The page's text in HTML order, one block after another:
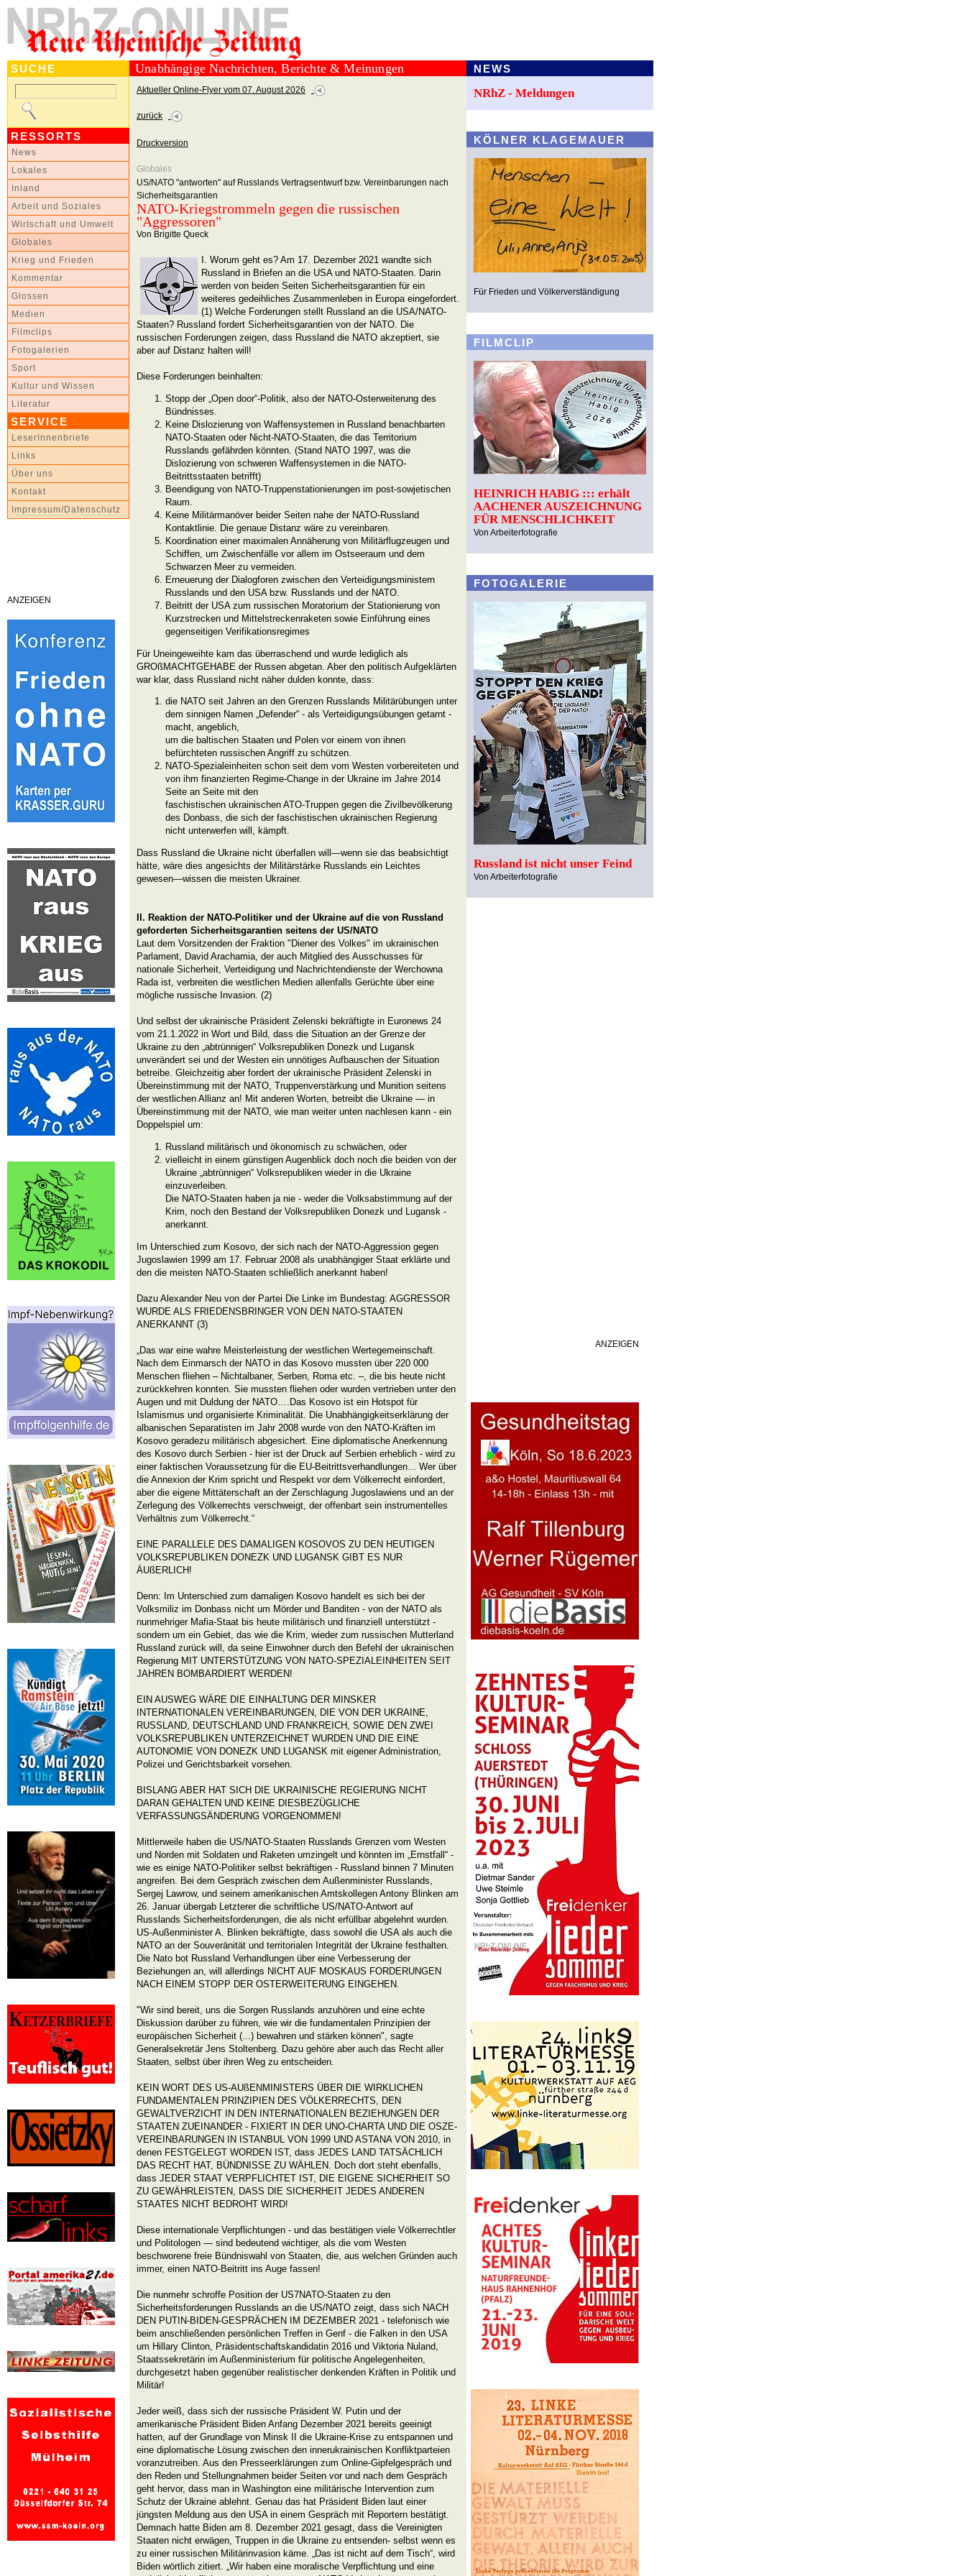
SUCHE
RESSORTS
News
Lokales
Inland
Arbeit und Soziales
Wirtschaft und Umwelt
Globales
Krieg und Frieden
Kommentar
Glossen
Medien
Filmclips
Fotogalerien
Sport
Kultur und Wissen
Literatur
SERVICE
LeserInnenbriefe
Links
Über uns
Kontakt
Impressum/Datenschutz
ANZEIGEN
Unabhängige Nachrichten, Berichte & Meinungen
Aktueller Online-Flyer vom 07. August 2026
zurück
Druckversion
Globales
US/NATO "antworten" auf Russlands Vertragsentwurf bzw. Vereinbarungen nach
Sicherheitsgarantien
NATO-Kriegstrommeln gegen die russischen
"Aggressoren"
Von Brigitte Queck
I. Worum geht es? Am 17. Dezember 2021 wandte sich
Russland in Briefen an die USA und NATO-Staaten. Darin
werden von beiden Seiten Sicherheitsgarantien für ein
weiteres gedeihliches Zusammenleben in Europa eingefordert.
(1) Welche Forderungen stellt Russland an die USA/NATO-
Staaten? Russland fordert Sicherheitsgarantien von der NATO. Die
russischen Forderungen zeigen, dass Russland die NATO akzeptiert, sie
aber auf Distanz halten will!
Diese Forderungen beinhalten:
Stopp der „Open door“-Politik, also der NATO-Osterweiterung des
Bündnisses.
Keine Dislozierung von Waffensystemen in Russland benachbarten
NATO-Staaten oder Nicht-NATO-Staaten, die das Territorium
Russlands gefährden könnten. (Stand NATO 1997, was die
Dislozierung von schweren Waffensystemen in die NATO-
Beitrittsstaaten betrifft)
Beendigung von NATO-Truppenstationierungen im post-sowjetischen
Raum.
Keine Militärmanöver beider Seiten nahe der NATO-Russland
Kontaktlinie. Die genaue Distanz wäre zu vereinbaren.
Koordination einer maximalen Annäherung von Militärflugzeugen und
Schiffen, um Zwischenfälle vor allem im Ostseeraum und dem
Schwarzen Meer zu vermeiden.
Erneuerung der Dialogforen zwischen den Verteidigungsministern
Russlands und den USA bzw. Russlands und der NATO.
Beitritt der USA zum russischen Moratorium der Stationierung von
Kurzstrecken und Mittelstreckenraketen sowie Einführung eines
gegenseitigen Verifikationsregimes
Für Uneingeweihte kam das überraschend und wurde lediglich als
GROßMACHTGEHABE der Russen abgetan. Aber den politisch Aufgeklärten
war klar, dass Russland nicht näher dulden konnte, dass:
die NATO seit Jahren an den Grenzen Russlands Militärübungen unter
dem sinnigen Namen „Defender“ - als Verteidigungsübungen getarnt -
macht, angeblich,
um die baltischen Staaten und Polen vor einem von ihnen
befürchteten russischen Angriff zu schützen.
NATO-Spezialeinheiten schon seit dem vom Westen vorbereiteten und
von ihm finanzierten Regime-Change in der Ukraine im Jahre 2014
Seite an Seite mit den
faschistischen ukrainischen ATO-Truppen gegen die Zivilbevölkerung
des Donbass, die sich der faschistischen ukrainischen Regierung
nicht unterwerfen will, kämpft.
Dass Russland die Ukraine nicht überfallen will—wenn sie das beabsichtigt
hätte, wäre dies angesichts der Militärstärke Russlands ein Leichtes
gewesen—wissen die meisten Ukrainer.
II. Reaktion der NATO-Politiker und der Ukraine auf die von Russland
geforderten Sicherheitsgarantien seitens der US/NATO
Laut dem Vorsitzenden der Fraktion "Diener des Volkes" im ukrainischen
Parlament, David Arachamia, der auch Mitglied des Ausschusses für
nationale Sicherheit, Verteidigung und Nachrichtendienste der Werchowna
Rada ist, verbreiten die westlichen Medien allenfalls Gerüchte über eine
mögliche russische Invasion. (2)
Und selbst der ukrainische Präsident Zelenski bekräftigte in Euronews 24
vom 21.1.2022 in Wort und Bild, dass die Situation an der Grenze der
Ukraine zu den „abtrünnigen“ Volksrepubliken Donezk und Lugansk
unverändert sei und der Westen ein unnötiges Aufbauschen der Situation
betreibe. Gleichzeitig aber fordert der ukrainische Präsident Zelenski in
Übereinstimmung mit der NATO, Truppenverstärkung und Munition seitens
der westlichen Allianz an! Mit anderen Worten, betreibt die Ukraine — in
Übereinstimmung mit der NATO, wie man weiter unten nachlesen kann - ein
Doppelspiel um:
Russland militärisch und ökonomisch zu schwächen, oder
vielleicht in einem günstigen Augenblick doch noch die beiden von der
Ukraine „abtrünnigen“ Volksrepubliken wieder in die Ukraine
einzuverleiben.
Die NATO-Staaten haben ja nie - weder die Volksabstimmung auf der
Krim, noch den Bestand der Volksrepubliken Donezk und Lugansk -
anerkannt.
Im Unterschied zum Kosovo, der sich nach der NATO-Aggression gegen
Jugoslawien 1999 am 17. Februar 2008 als unabhängiger Staat erklärte und
den die meisten NATO-Staaten schließlich anerkannt haben!
Dazu Alexander Neu von der Partei Die Linke im Bundestag: AGGRESSOR
WURDE ALS FRIEDENSBRINGER VON DEN NATO-STAATEN
ANERKANNT (3)
„Das war eine wahre Meisterleistung der westlichen Wertegemeinschaft.
Nach dem Einmarsch der NATO in das Kosovo mussten über 220 000
Menschen fliehen – Nichtalbaner, Serben, Roma etc. –, die bis heute nicht
zurückkehren konnten. Sie mussten fliehen oder wurden vertrieben unter den
Augen und mit Duldung der NATO….Das Kosovo ist ein Hotspot für
Islamismus und organisierte Kriminalität. Die Unabhängigkeitserklärung der
albanischen Separatisten im Jahr 2008 wurde von den NATO-Kräften im
Kosovo geradezu militärisch abgesichert. Eine diplomatische Anerkennung
des Kosovo durch Serbien - hier ist der Druck auf Serbien erheblich - wird zu
einer faktischen Voraussetzung für die EU-Beitrittsverhandlungen... Wer über
die Annexion der Krim spricht und Respekt vor dem Völkerrecht einfordert,
aber die eigene Mittäterschaft an der Zerschlagung Jugoslawiens und an der
Zerlegung des Völkerrechts verschweigt, der offenbart sein instrumentelles
Verhältnis zum Völkerrecht.“
EINE PARALLELE DES DAMALIGEN KOSOVOS ZU DEN HEUTIGEN
VOLKSREPUBLIKEN DONEZK UND LUGANSK GIBT ES NUR
ÄUßERLICH!
Denn: Im Unterschied zum damaligen Kosovo handelt es sich bei der
Volksmiliz im Donbass nicht um Mörder und Banditen - von der NATO als
nunmehriger Mafia-Staat bis heute militärisch und finanziell unterstützt -
sondern um ein Gebiet, das wie die Krim, wieder zum russischen Mutterland
Russland zurück will, da seine Einwohner durch den Befehl der ukrainischen
Regierung MIT UNTERSTÜTZUNG VON NATO-SPEZIALEINHEITEN SEIT
JAHREN BOMBARDIERT WERDEN!
EIN AUSWEG WÄRE DIE EINHALTUNG DER MINSKER
INTERNATIONALEN VEREINBARUNGEN, DIE VON DER UKRAINE,
RUSSLAND, DEUTSCHLAND UND FRANKREICH, SOWIE DEN ZWEI
VOLKSREPUBLIKEN UNTERZEICHNET WURDEN UND DIE EINE
AUTONOMIE VON DONEZK UND LUGANSK mit eigener Administration,
Polizei und Gerichtsbarkeit vorsehen.
BISLANG ABER HAT SICH DIE UKRAINISCHE REGIERUNG NICHT
DARAN GEHALTEN UND KEINE DIESBEZÜGLICHE
VERFASSUNGSÄNDERUNG VORGENOMMEN!
Mittlerweile haben die US/NATO-Staaten Russlands Grenzen vom Westen
und Norden mit Soldaten und Raketen umzingelt und könnten im „Ernstfall“ -
wie es einige NATO-Politiker selbst bekräftigen - Russland binnen 7 Minuten
angreifen. Bei dem Gespräch zwischen dem Außenminister Russlands,
Sergej Lawrow, und seinem amerikanischen Amtskollegen Antony Blinken am
26. Januar übergab Letzterer die schriftliche US/NATO-Antwort auf
Russlands Sicherheitsforderungen, die als nicht erfüllbar abgelehnt wurden.
US-Außenminister A. Blinken bekräftigte, dass sowohl die USA als auch die
NATO an der Souveränität und territorialen Integrität der Ukraine festhalten.
Die Nato bot Russland Verhandlungen über eine Verbesserung der
Beziehungen an, will allerdings NICHT AUF MOSKAUS FORDERUNGEN
NACH EINEM STOPP DER OSTERWEITERUNG EINGEHEN.
"Wir sind bereit, uns die Sorgen Russlands anzuhören und eine echte
Diskussion darüber zu führen, wie wir die fundamentalen Prinzipien der
europäischen Sicherheit (...) bewahren und stärken können", sagte
Generalsekretär Jens Stoltenberg. Dazu gehöre aber auch das Recht aller
Staaten, selbst über ihren Weg zu entscheiden.
KEIN WORT DES US-AUßENMINISTERS ÜBER DIE WIRKLICHEN
FUNDAMENTALEN PRINZIPIEN DES VÖLKERRECHTS, DEN
GEWALTVERZICHT IN DEN INTERNATIONALEN BEZIEHUNGEN DER
STAATEN ZUEINANDER - FIXIERT IN DER UNO-CHARTA UND DIE OSZE-
VEREINBARUNGEN IN ISTANBUL VON 1999 UND ASTANA VON 2010, in
denen FESTGELEGT WORDEN IST, dass JEDES LAND TATSÄCHLICH
DAS RECHT HAT, BÜNDNISSE ZU WÄHLEN. Doch dort steht ebenfalls,
dass JEDER STAAT VERPFLICHTET IST, DIE EIGENE SICHERHEIT SO
ZU GEWÄHRLEISTEN, DASS DIE SICHERHEIT JEDES ANDEREN
STAATES NICHT BEDROHT WIRD!
Diese internationale Verpflichtungen - und das bestätigen viele Völkerrechtler
und Politologen — sind bedeutend wichtiger, als die vom Westen
beschworene freie Bündniswahl von Staaten, die, aus welchen Gründen auch
immer, einen NATO-Beitritt ins Auge fassen!
Die nunmehr schroffe Position der US7NATO-Staaten zu den
Sicherheitsforderungen Russlands an die US/NATO zeigt, dass sich NACH
DEN PUTIN-BIDEN-GESPRÄCHEN IM DEZEMBER 2021 - telefonisch wie
beim anschließenden persönlichen Treffen in Genf - die Falken in den USA
um Hillary Clinton, Präsidentschaftskandidatin 2016 und Viktoria Nuland,
Staatssekretärin im Außenministerium für politische Angelegenheiten,
durchgesetzt haben gegenüber realistischer denkenden Kräften in Politik und
Militär!
Jeder weiß, dass sich der russische Präsident W. Putin und der
amerikanische Präsident Biden Anfang Dezember 2021 bereits geeinigt
hatten, auf der Grundlage von Minsk II die Ukraine-Krise zu entspannen und
eine diplomatische Lösung zwischen den innerukrainischen Konfliktparteien
voranzutreiben. Aus den Presseerklärungen zum Online-Gipfelgespräch und
den Reden und Stellungnahmen beider Seiten vor und nach dem Gespräch
geht hervor, dass man in Washington eine militärische Intervention zum
Schutz der Ukraine ablehnt. Genau das hat Präsident Biden laut einer
jüngsten Meldung aus den USA in einem Gespräch mit Reportern bestätigt.
Demnach hatte Biden am 8. Dezember 2021 gesagt, dass die Vereinigten
Staaten nicht erwägen, Truppen in die Ukraine zu entsenden- selbst wenn es
zu einer russischen Militärinvasion käme. „Das ist nicht auf dem Tisch“, wird
Biden wörtlich zitiert. „Wir haben eine moralische Verpflichtung und eine
NEWS
NRhZ - Meldungen
KÖLNER KLAGEMAUER
Für Frieden und Völkerverständigung
FILMCLIP
HEINRICH HABIG ::: erhält
AACHENER AUSZEICHNUNG
FÜR MENSCHLICHKEIT
Von Arbeiterfotografie
FOTOGALERIE
Russland ist nicht unser Feind
Von Arbeiterfotografie
ANZEIGEN